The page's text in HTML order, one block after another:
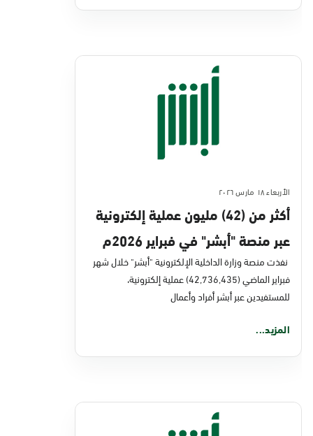
الأربعاء ١٨ مارس ٢٠٢٦
أكثر من (42) مليون عملية إلكترونية
عبر منصة "أبشر" في فبراير 2026م
نفذت منصة وزارة الداخلية الإلكترونية "أبشر" خلال شهر
فبراير الماضي (42,736,435) عملية إلكترونية،
للمستفيدين عبر أبشر أفراد وأعمال
المزيد...